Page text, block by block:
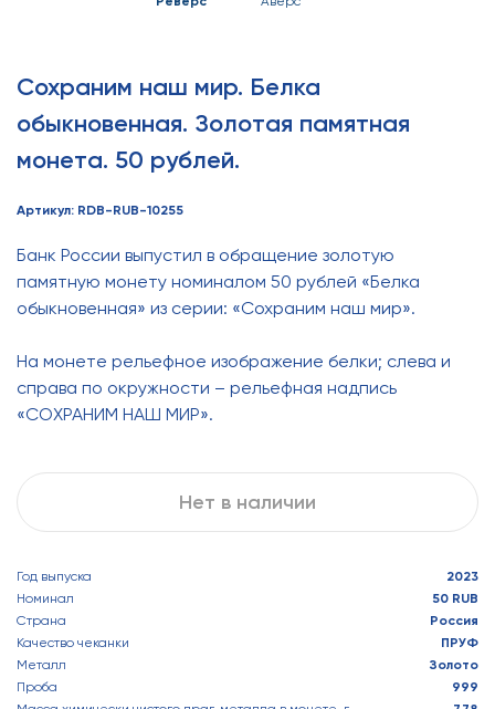
Сохраним наш мир. Белка
обыкновенная. Золотая памятная
монета. 50 рублей.
Артикул: RDB-RUB-10255
Банк России выпустил в обращение золотую
памятную монету номиналом 50 рублей «Белка
обыкновенная» из серии: «Сохраним наш мир».
На монете рельефное изображение белки; слева и
справа по окружности – рельефная надпись
«СОХРАНИМ НАШ МИР».
Нет в наличии
Год выпуска
2023
Номинал
50 RUB
Страна
Россия
Качество чеканки
ПРУФ
Металл
Золото
Проба
999